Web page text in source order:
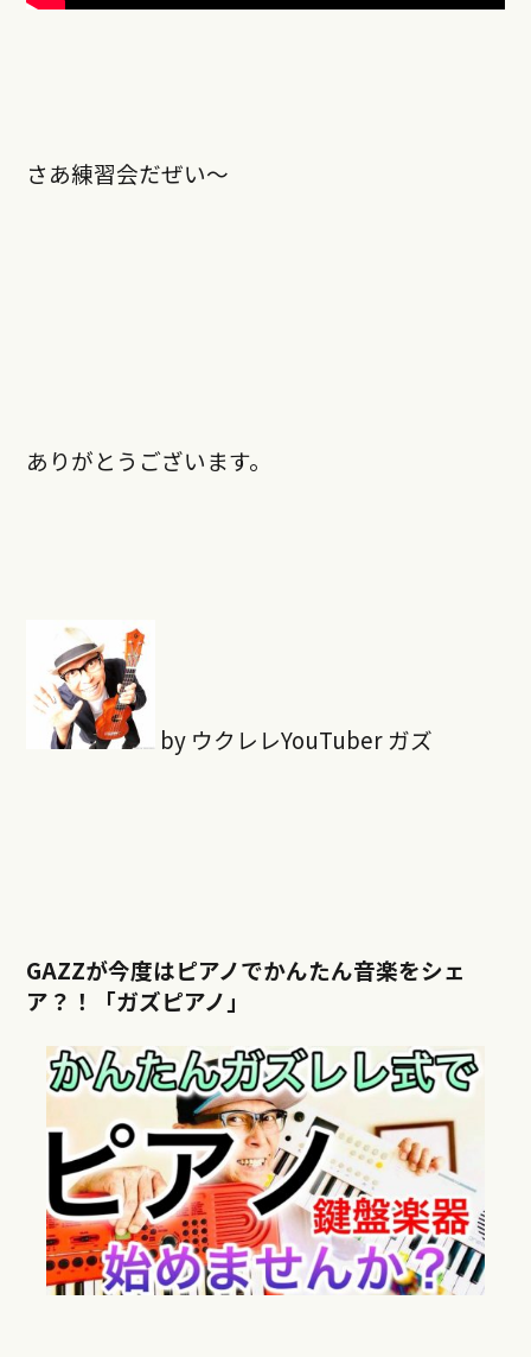
さあ練習会だぜい〜
ありがとうございます。
by ウクレレYouTuber ガズ
GAZZが今度はピアノでかんたん音楽をシェ
ア？！「ガズピアノ」